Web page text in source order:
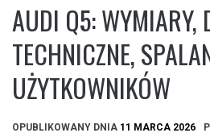
AUDI Q5: WYMIARY,
TECHNICZNE,
UŻYTKOWNIKÓW
OPUBLIKOWANY DNIA 11 MARCA 2026